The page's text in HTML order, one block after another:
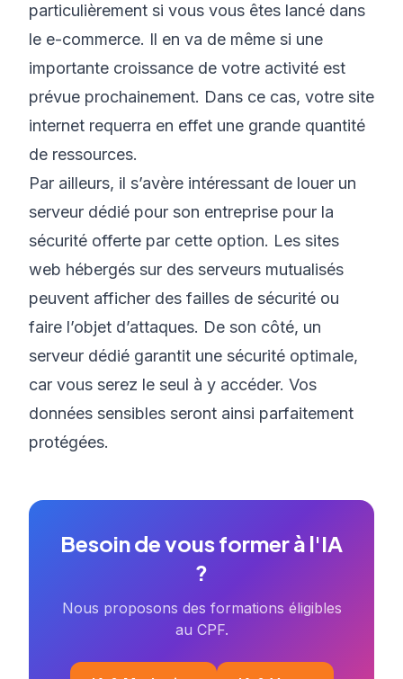
particulièrement si vous vous êtes lancé dans
le e-commerce. Il en va de même si une
importante croissance de votre activité est
prévue prochainement. Dans ce cas, votre site
internet requerra en effet une grande quantité
de ressources.
Par ailleurs, il s’avère intéressant de louer un
serveur dédié pour son entreprise pour la
sécurité offerte par cette option. Les sites
web hébergés sur des serveurs mutualisés
peuvent afficher des failles de sécurité ou
faire l’objet d’attaques. De son côté, un
serveur dédié garantit une sécurité optimale,
car vous serez le seul à y accéder. Vos
données sensibles seront ainsi parfaitement
protégées.
Besoin de vous former à l'IA
?
Nous proposons des formations éligibles
au CPF.